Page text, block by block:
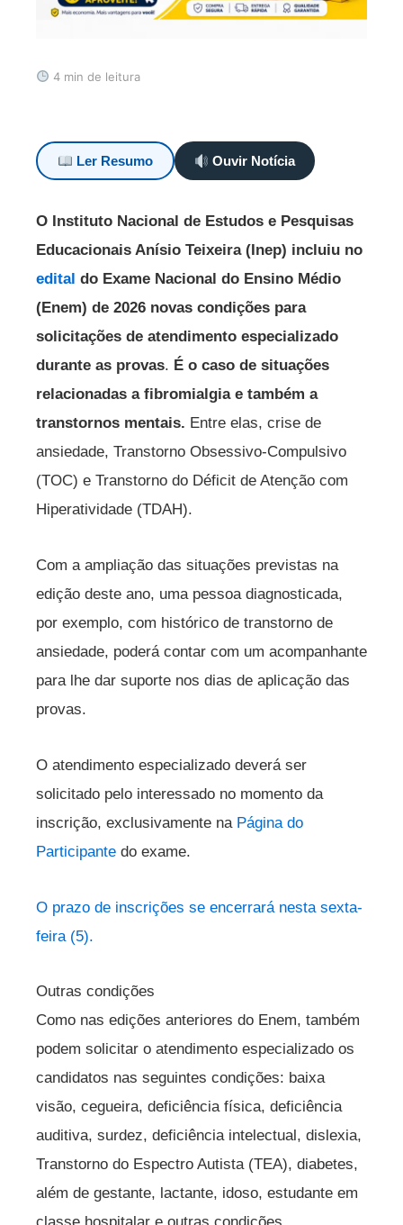
4 min de leitura
Ler Resumo Ouvir Notícia
O Instituto Nacional de Estudos e Pesquisas
Educacionais Anísio Teixeira (Inep) incluiu no
edital do Exame Nacional do Ensino Médio
(Enem) de 2026 novas condições para
solicitações de atendimento especializado
durante as provas. É o caso de situações
relacionadas a fibromialgia e também a
transtornos mentais. Entre elas, crise de
ansiedade, Transtorno Obsessivo-Compulsivo
(TOC) e Transtorno do Déficit de Atenção com
Hiperatividade (TDAH).
Com a ampliação das situações previstas na
edição deste ano, uma pessoa diagnosticada,
por exemplo, com histórico de transtorno de
ansiedade, poderá contar com um acompanhante
para lhe dar suporte nos dias de aplicação das
provas.
O atendimento especializado deverá ser
solicitado pelo interessado no momento da
inscrição, exclusivamente na Página do
Participante do exame.
O prazo de inscrições se encerrará nesta sexta-
feira (5).
Outras condições
Como nas edições anteriores do Enem, também
podem solicitar o atendimento especializado os
candidatos nas seguintes condições: baixa
visão, cegueira, deficiência física, deficiência
auditiva, surdez, deficiência intelectual, dislexia,
Transtorno do Espectro Autista (TEA), diabetes,
além de gestante, lactante, idoso, estudante em